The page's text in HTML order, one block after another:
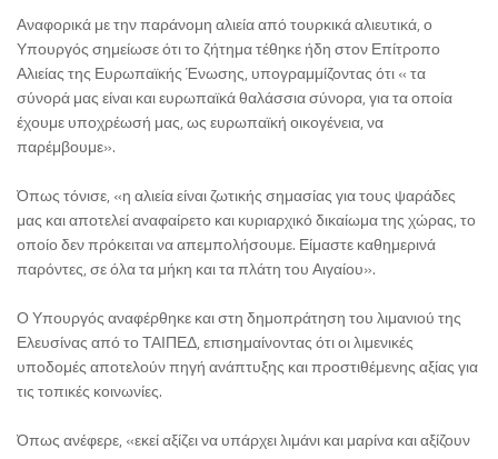
Αναφορικά με την παράνομη αλιεία από τουρκικά αλιευτικά, ο
Υπουργός σημείωσε ότι το ζήτημα τέθηκε ήδη στον Επίτροπο
Αλιείας της Ευρωπαϊκής Ένωσης, υπογραμμίζοντας ότι « τα
σύνορά μας είναι και ευρωπαϊκά θαλάσσια σύνορα, για τα οποία
έχουμε υποχρέωσή μας, ως ευρωπαϊκή οικογένεια, να
παρέμβουμε».
Όπως τόνισε, «η αλιεία είναι ζωτικής σημασίας για τους ψαράδες
μας και αποτελεί αναφαίρετο και κυριαρχικό δικαίωμα της χώρας, το
οποίο δεν πρόκειται να απεμπολήσουμε. Είμαστε καθημερινά
παρόντες, σε όλα τα μήκη και τα πλάτη του Αιγαίου».
Ο Υπουργός αναφέρθηκε και στη δημοπράτηση του λιμανιού της
Ελευσίνας από το ΤΑΙΠΕΔ, επισημαίνοντας ότι οι λιμενικές
υποδομές αποτελούν πηγή ανάπτυξης και προστιθέμενης αξίας για
τις τοπικές κοινωνίες.
Όπως ανέφερε, «εκεί αξίζει να υπάρχει λιμάνι και μαρίνα και αξίζουν